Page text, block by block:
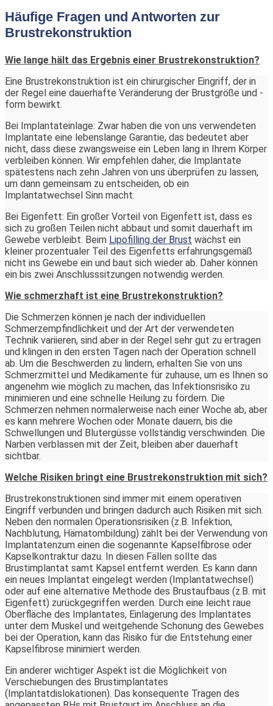
Häufige Fragen und Antworten zur
Brustrekonstruktion
Wie lange hält das Ergebnis einer Brustrekonstruktion?
Eine Brustrekonstruktion ist ein chirurgischer Eingriff, der in
der Regel eine dauerhafte Veränderung der Brustgröße und -
form bewirkt.
Bei Implantateinlage: Zwar haben die von uns verwendeten
Implantate eine lebenslange Garantie, das bedeutet aber
nicht, dass diese zwangsweise ein Leben lang in Ihrem Körper
verbleiben können. Wir empfehlen daher, die Implantate
spätestens nach zehn Jahren von uns überprüfen zu lassen,
um dann gemeinsam zu entscheiden, ob ein
Implantatwechsel Sinn macht.
Bei Eigenfett: Ein großer Vorteil von Eigenfett ist, dass es
sich zu großen Teilen nicht abbaut und somit dauerhaft im
Gewebe verbleibt. Beim Lipofilling der Brust wächst ein
kleiner prozentualer Teil des Eigenfetts erfahrungsgemäß
nicht ins Gewebe ein und baut sich wieder ab. Daher können
ein bis zwei Anschlusssitzungen notwendig werden.
Wie schmerzhaft ist eine Brustrekonstruktion?
Die Schmerzen können je nach der individuellen
Schmerzempfindlichkeit und der Art der verwendeten
Technik variieren, sind aber in der Regel sehr gut zu ertragen
und klingen in den ersten Tagen nach der Operation schnell
ab. Um die Beschwerden zu lindern, erhalten Sie von uns
Schmerzmittel und Medikamente für zuhause, um es Ihnen so
angenehm wie möglich zu machen, das Infektionsrisiko zu
minimieren und eine schnelle Heilung zu fördern. Die
Schmerzen nehmen normalerweise nach einer Woche ab, aber
es kann mehrere Wochen oder Monate dauern, bis die
Schwellungen und Blutergüsse vollständig verschwinden. Die
Narben verblassen mit der Zeit, bleiben aber dauerhaft
sichtbar.
Welche Risiken bringt eine Brustrekonstruktion mit sich?
Brustrekonstruktionen sind immer mit einem operativen
Eingriff verbunden und bringen dadurch auch Risiken mit sich.
Neben den normalen Operationsrisiken (z.B. Infektion,
Nachblutung, Hämatombildung) zählt bei der Verwendung von
Implantatenzum einen die sogenannte Kapselfibrose oder
Kapselkontraktur dazu. In diesen Fällen sollte das
Brustimplantat samt Kapsel entfernt werden. Es kann dann
ein neues Implantat eingelegt werden (Implantatwechsel)
oder auf eine alternative Methode des Brustaufbaus (z.B. mit
Eigenfett) zurückgegriffen werden. Durch eine leicht raue
Oberfläche des Implantates, Einlagerung des Implantates
unter dem Muskel und weitgehende Schonung des Gewebes
bei der Operation, kann das Risiko für die Entstehung einer
Kapselfibrose minimiert werden.
Ein anderer wichtiger Aspekt ist die Möglichkeit von
Verschiebungen des Brustimplantates
(Implantatdislokationen). Das konsequente Tragen des